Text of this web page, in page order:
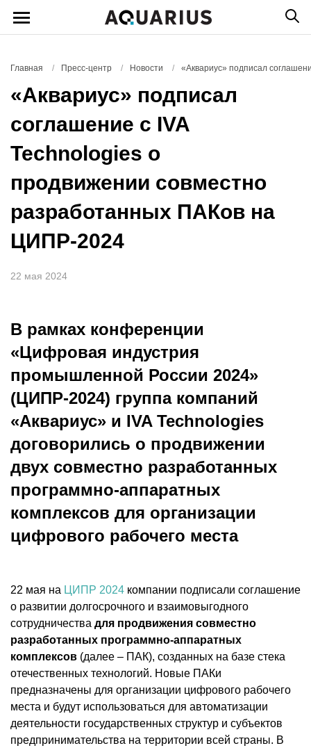
Главная / Пресс-центр / Новости / «Аквариус» подписал
«Аквариус» подписал
соглашение с IVA
Technologies о
продвижении совместно
разработанных ПАКов на
ЦИПР-2024
22 мая 2024
В рамках конференции
«Цифровая индустрия
промышленной России 2024»
(ЦИПР-2024) группа компаний
«Аквариус» и IVA Technologies
договорились о продвижении
двух совместно разработанных
программно-аппаратных
комплексов для организации
цифрового рабочего места
22 мая на ЦИПР 2024 компании подписали соглашение
о развитии долгосрочного и взаимовыгодного
сотрудничества для продвижения совместно
разработанных программно-аппаратных
комплексов (далее – ПАК), созданных на базе стека
отечественных технологий. Новые ПАКи
предназначены для организации цифрового рабочего
места и будут использоваться для автоматизации
деятельности государственных структур и субъектов
предпринимательства на территории всей страны. В